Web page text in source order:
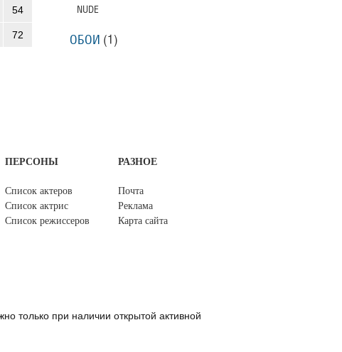
54
72
NUDE
ОБОИ (1)
ПЕРСОНЫ
Список актеров
Список актрис
Список режиссеров
РАЗНОЕ
Почта
Реклама
Карта сайта
только при наличии открытой активной